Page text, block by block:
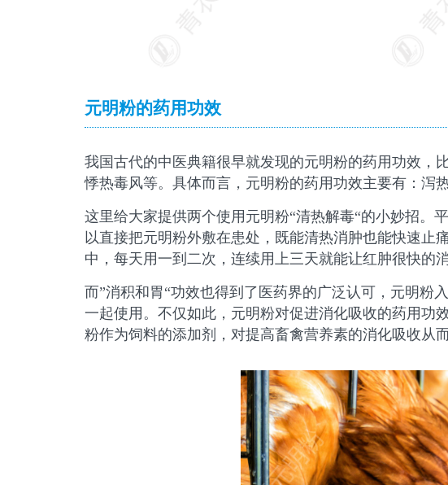
元明粉的药用功效
我国古代的中医典籍很早就发现的元明粉的药用功效，
悸热毒风等。具体而言，元明粉的药用功效主要有：泻
这里给大家提供两个使用元明粉“清热解毒“的小妙招。
以直接把元明粉外敷在患处，既能清热消肿也能快速止
中，每天用一到二次，连续用上三天就能让红肿很快的消
而”消积和胃“功效也得到了医药界的广泛认可，元明粉
一起使用。不仅如此，元明粉对促进消化吸收的药用功
粉作为饲料的添加剂，对提高畜禽营养素的消化吸收从